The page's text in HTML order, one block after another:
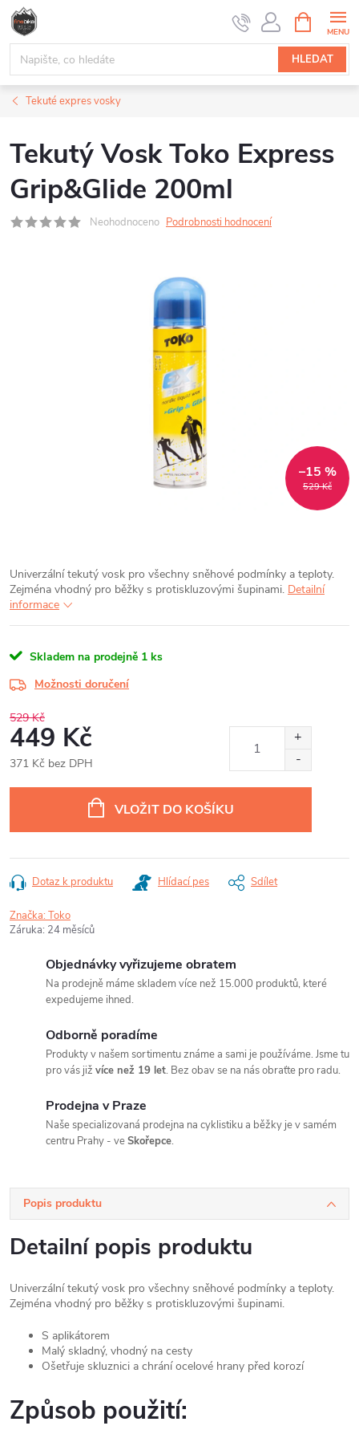
Přejít
obsah
HLEDAT
NÁKUPNÍ
KOŠÍK
Tekuté expres vosky
Tekutý Vosk Toko Express
Grip&Glide 200ml
Neohodnoceno Podrobnosti hodnocení
529 Kč
–15 %
Univerzální tekutý vosk pro všechny sněhové podmínky a teploty.
Zejména vhodný pro běžky s protiskluzovými šupinami. Detailní
informace
Skladem na prodejně 1 ks
Možnosti doručení
529 Kč
449 Kč
371 Kč bez DPH
VLOŽIT DO KOŠÍKU
Dotaz k produktu Hlídací pes Sdílet
Značka:Toko
Záruka: 24 měsíců
Objednávky vyřizujeme obratem
Na prodejně máme skladem více než 15.000 produktů, které
expedujeme ihned.
Odborně poradíme
Produkty v našem sortimentu známe a sami je používáme. Jsme tu
pro vás již více než 19 let. Bez obav se na nás obraťte pro radu.
Prodejna v Praze
Naše specializovaná prodejna na cyklistiku a běžky je v samém
centru Prahy - veSkořepce.
Popis produktu
Detailní popis produktu
Univerzální tekutý vosk pro všechny sněhové podmínky a teploty.
Zejména vhodný pro běžky s protiskluzovými šupinami.
S aplikátorem
Malý skladný, vhodný na cesty
Ošetřuje skluznici a chrání ocelové hrany před korozí
Způsob použití: